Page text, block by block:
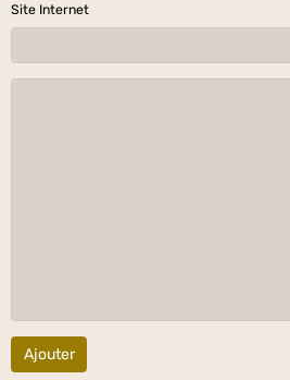
Site Internet
Ajouter